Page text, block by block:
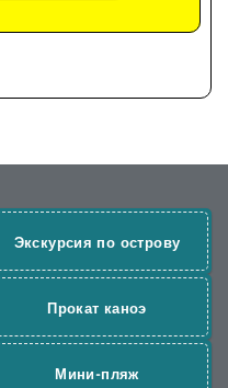
Экскурсия по острову
Прокат каноэ
Мини-пляж